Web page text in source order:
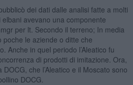
dei dati dalle analisi fatte a molti
avevano una componente
per lt. Secondo il terreno; In media
le aziende o ditte che
Anche in quel periodo l’Aleatico fu
di prodotti di imitazione. Ora,
che l’Aleatico e il Moscato sono
DOCG.